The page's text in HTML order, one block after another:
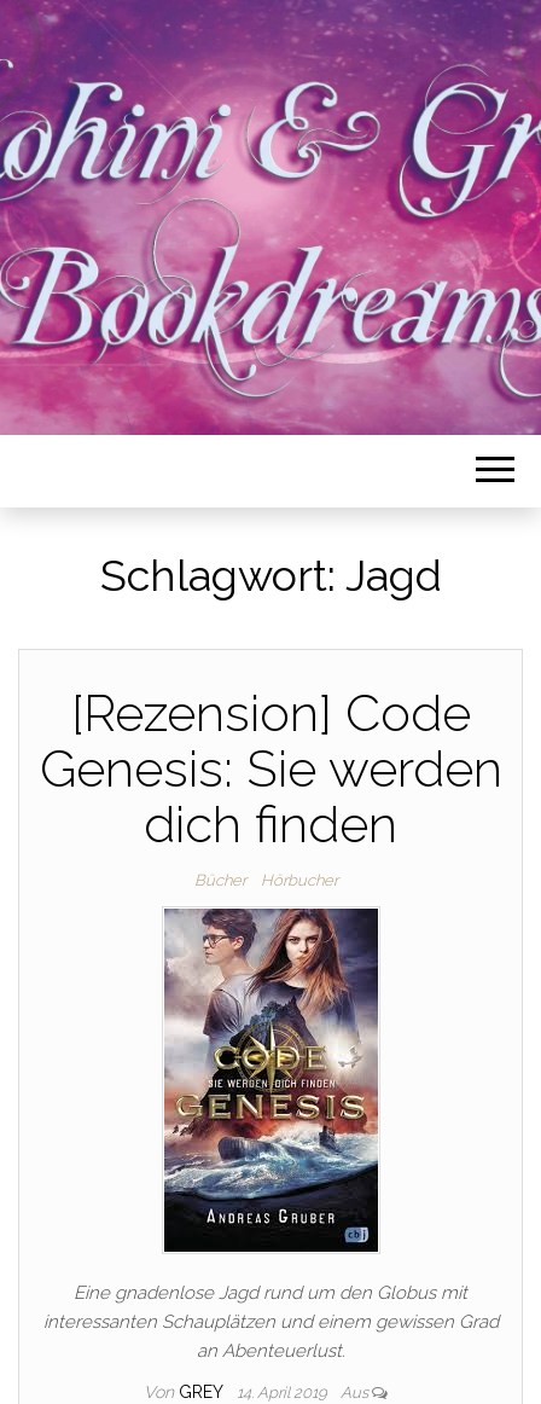
Schlagwort: Jagd
[Rezension] Code
Genesis: Sie werden
dich finden
Bücher Hörbucher
Eine gnadenlose Jagd rund um den Globus mit
interessanten Schauplätzen und einem gewissen Grad
an Abenteuerlust.
Von GREY 14. April 2019 Aus